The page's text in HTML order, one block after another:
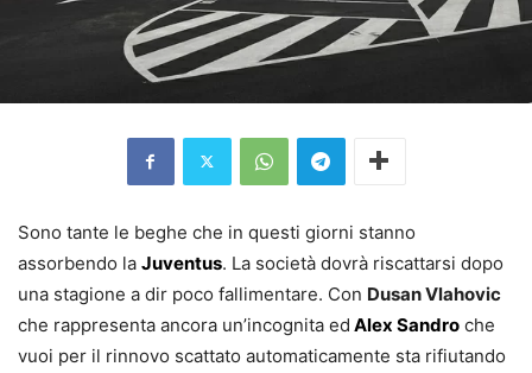
Sono tante le beghe che in questi giorni stanno
assorbendo la Juventus. La società dovrà riscattarsi dopo
una stagione a dir poco fallimentare. Con Dusan Vlahovic
che rappresenta ancora un’incognita ed Alex Sandro che
vuoi per il rinnovo scattato automaticamente sta rifiutando